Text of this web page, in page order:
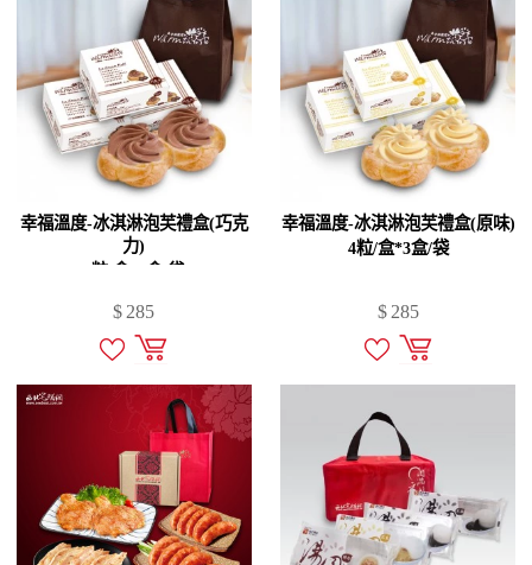
幸福溫度-冰淇淋泡芙禮盒(巧克
力)
4粒/盒*3盒/袋
$ 285
幸福溫度-冰淇淋泡芙禮盒(原味)
4粒/盒*3盒/袋
$ 285